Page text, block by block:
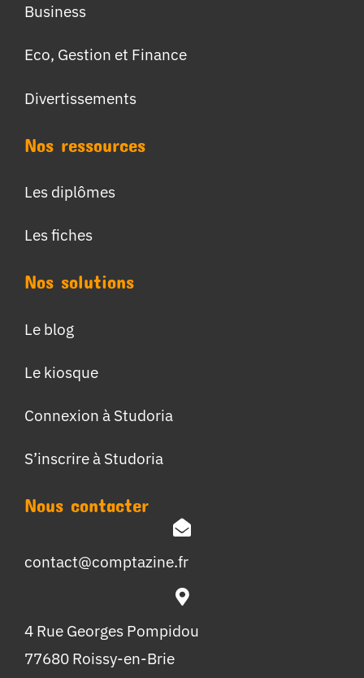
Business
Eco, Gestion et Finance
Divertissements
Nos ressources
Les diplômes
Les fiches
Nos solutions
Le blog
Le kiosque
Connexion à Studoria
S’inscrire à Studoria
Nous contacter
contact@comptazine.fr
4 Rue Georges Pompidou
77680 Roissy-en-Brie